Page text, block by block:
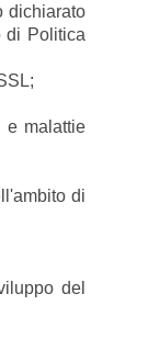
dichiarato
di Politica
malattie
di
del